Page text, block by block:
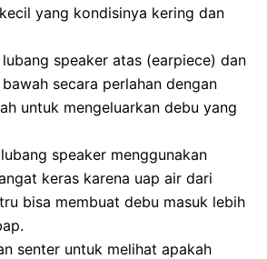
yang kondisinya kering dan
speaker atas (earpiece) dan
secara perlahan dengan
untuk mengeluarkan debu yang
speaker menggunakan
keras karena uap air dari
bisa membuat debu masuk lebih
senter untuk melihat apakah